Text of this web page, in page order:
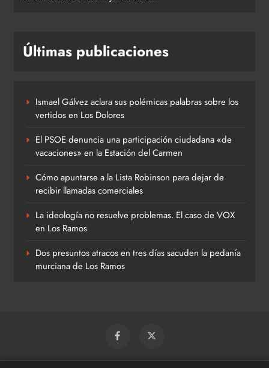
Últimas publicaciones
Ismael Gálvez aclara sus polémicas palabras sobre los
vertidos en Los Dolores
El PSOE denuncia una participación ciudadana «de
vacaciones» en la Estación del Carmen
Cómo apuntarse a la Lista Robinson para dejar de
recibir llamadas comerciales
La ideología no resuelve problemas. El caso de VOX
en Los Ramos
Dos presuntos atracos en tres días sacuden la pedanía
murciana de Los Ramos